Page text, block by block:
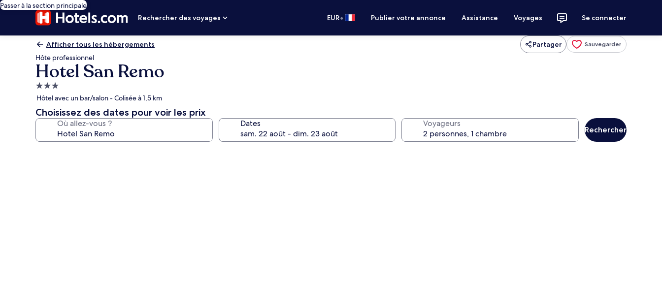
Passer à la section principale
Rechercher des voyages
EUR• Publier votre annonce Assistance Voyages Se connecter
Afficher tous les hébergements Partager Sauvegarder
Hôte professionnel
Hotel San Remo
Hébergement
3.0 étoiles
Hôtel avec un bar/salon - Colisée à 1,5 km
Choisissez des dates pour voir les prix
Où allez-vous ? Dates Voyageurs
Rechercher